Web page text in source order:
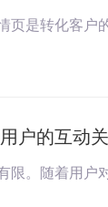
是转化客
户的互动
。随着用